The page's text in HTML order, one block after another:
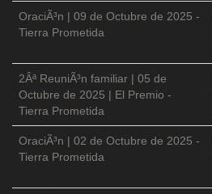
OraciÃ³n | 09 de Octubre de 2025 -
Tierra Prometida
2Âª ReuniÃ³n familiar | 05 de
Octubre de 2025 | El Premio -
Tierra Prometida
OraciÃ³n | 02 de Octubre de 2025 -
Tierra Prometida